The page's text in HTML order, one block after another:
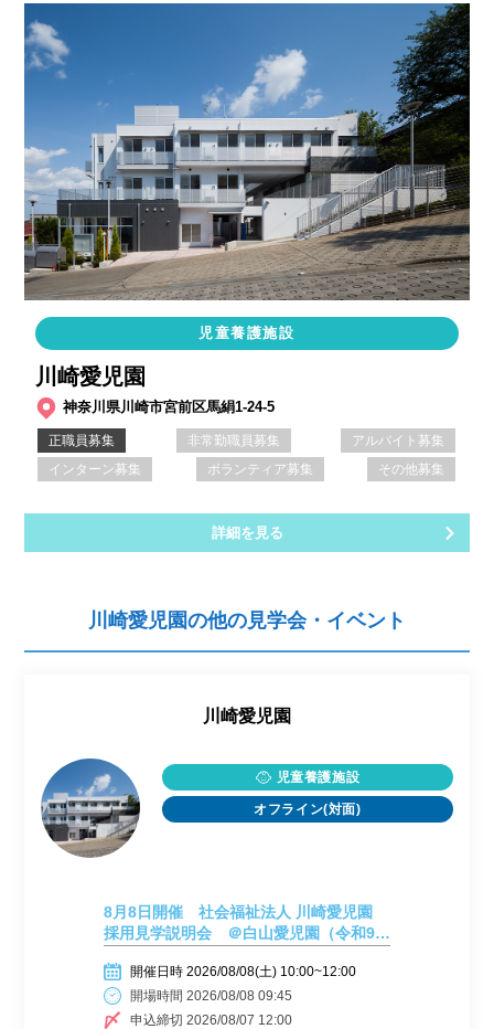
児童養護施設
川崎愛児園
神奈川県川崎市宮前区馬絹1-24-5
正職員募集 非常勤職員募集
アルバイト募集
インターン募集
ボランティア募集 その他募集
詳細を見る
川崎愛児園の他の見学会・イベント
川崎愛児園
児童養護施設
オフライン(対面)
8月8日開催 社会福祉法人 川崎愛児園
採用見学説明会 ＠白山愛児園（令和9年
開催日時 2026/08/08(土) 10:00~12:00
開場時間 2026/08/08 09:45
申込締切 2026/08/07 12:00